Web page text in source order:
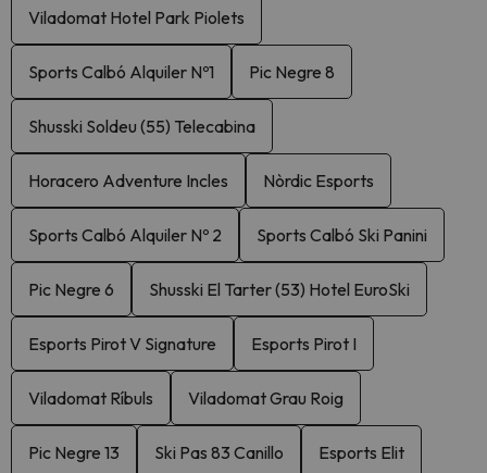
Viladomat Hotel Park Piolets
Sports Calbó Alquiler Nº1 Pic Negre 8
Shusski Soldeu (55) Telecabina
Horacero Adventure Incles Nòrdic Esports
Sports Calbó Alquiler Nº 2 Sports Calbó Ski Panini
Pic Negre 6 Shusski El Tarter (53) Hotel EuroSki
Esports Pirot V Signature Esports Pirot I
Viladomat Ríbuls Viladomat Grau Roig
Pic Negre 13 Ski Pas 83 Canillo Esports Elit